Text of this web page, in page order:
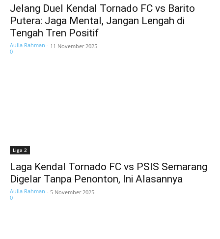
Jelang Duel Kendal Tornado FC vs Barito
Putera: Jaga Mental, Jangan Lengah di
Tengah Tren Positif
Aulia Rahman - 11 November 2025
0
Liga 2
Laga Kendal Tornado FC vs PSIS Semarang
Digelar Tanpa Penonton, Ini Alasannya
Aulia Rahman - 5 November 2025
0